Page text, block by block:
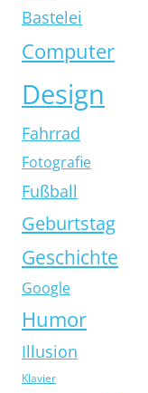
Bastelei
Computer
Design
Fahrrad
Fotografie
Fußball
Geburtstag
Geschichte
Google
Humor
Illusion
Klavier